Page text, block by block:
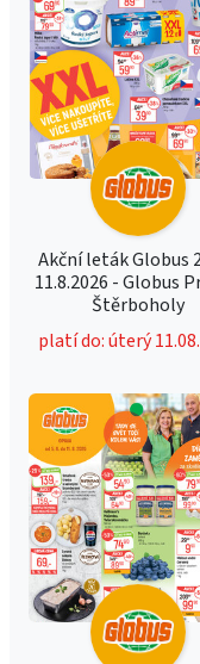
Akční leták Globus
11.8.2026 - Globus
Štěrboholy
platí do: úterý